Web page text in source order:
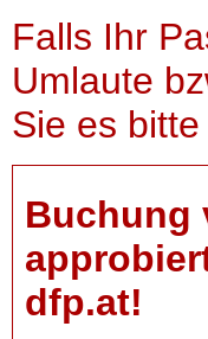
Falls Ihr
Umlaute
Sie es bitte
Buchung
dfp.at!